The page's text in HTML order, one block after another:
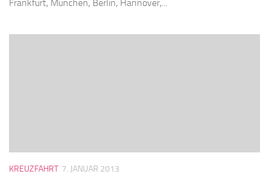
Frankfurt, München, Berlin, Hannover,...
KREUZFAHRT 7. JANUAR 2013